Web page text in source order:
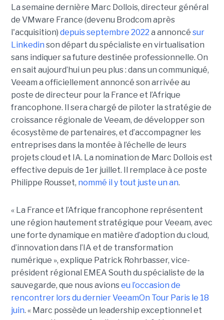
La semaine dernière Marc Dollois, directeur général
de VMware France (devenu Brodcom après
l'acquisition) depuis septembre 2022 a annoncé sur
Linkedin son départ du spécialiste en virtualisation
sans indiquer sa future destinée professionnelle. On
en sait aujourd’hui un peu plus : dans un communiqué,
Veeam a officiellement annoncé son arrivée au
poste de directeur pour la France et l’Afrique
francophone. Il sera chargé de piloter la stratégie de
croissance régionale de Veeam, de développer son
écosystème de partenaires, et d’accompagner les
entreprises dans la montée à l’échelle de leurs
projets cloud et IA. La nomination de Marc Dollois est
effective depuis de 1er juillet. Il remplace à ce poste
Philippe Rousset, nommé il y tout juste un an.
« La France et l’Afrique francophone représentent
une région hautement stratégique pour Veeam, avec
une forte dynamique en matière d’adoption du cloud,
d’innovation dans l’IA et de transformation
numérique », explique Patrick Rohrbasser, vice-
président régional EMEA South du spécialiste de la
sauvegarde, que nous avionseu l’occasion de
rencontrer lors du dernier VeeamOn Tour Paris le 18
juin. « Marc possède un leadership exceptionnel et